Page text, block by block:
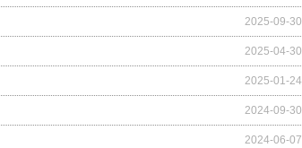
2025-09-30
2025-04-30
2025-01-24
2024-09-30
2024-06-07